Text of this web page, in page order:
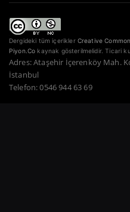
Dergideki tüm içerikler Creative
Piyon.Co kaynak gösterilmelidir. Ticari
Adres: Ataşehir İçerenköy Mah.
İstanbul
Telefon: 0546 944 63 69